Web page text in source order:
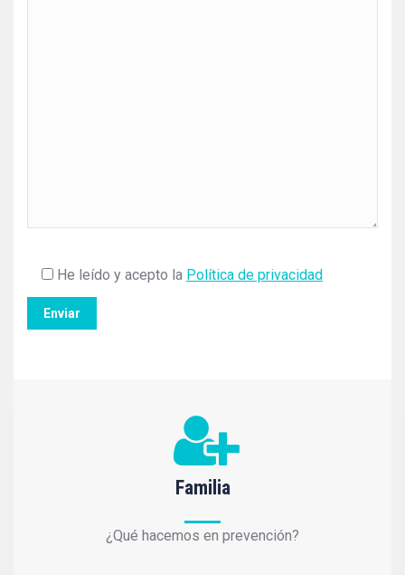
He leído y acepto la Política de privacidad
Familia
¿Qué hacemos en prevención?